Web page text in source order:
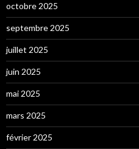
octobre 2025
septembre 2025
juillet 2025
juin 2025
mai 2025
mars 2025
février 2025